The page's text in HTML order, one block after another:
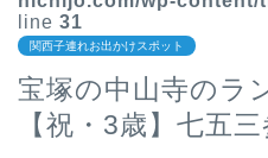
line 31
関西子連れお出かけスポット
宝塚の中山寺のラ
【祝・3歳】七五